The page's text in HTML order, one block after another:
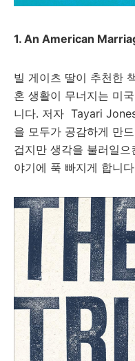
1. An American
빌 게이츠 딸이 추천한
혼 생활이 무너지는 미
니다. 저자 Tayari
을 모두가 공감하게 만
겁지만 생각을 불러일
야기에 푹 빠지게 합니